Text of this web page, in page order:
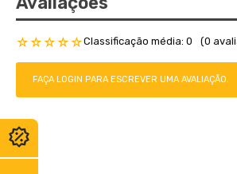
☆ ☆ ☆ ☆ ☆Classificação média: 0 (0
FAÇA LOGIN PARA ESCREVER UMA AVALIAÇÃO.